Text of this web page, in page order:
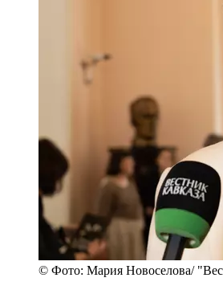
© Фото: Мария Новоселова/